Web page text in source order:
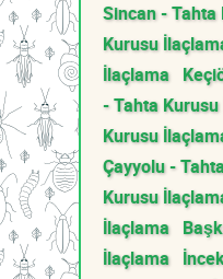
Sincan -
Kurusu
İlaçlama
- Tahta
Kurusu
Çayyolu -
Kurusu
İlaçlama
İlaçlama